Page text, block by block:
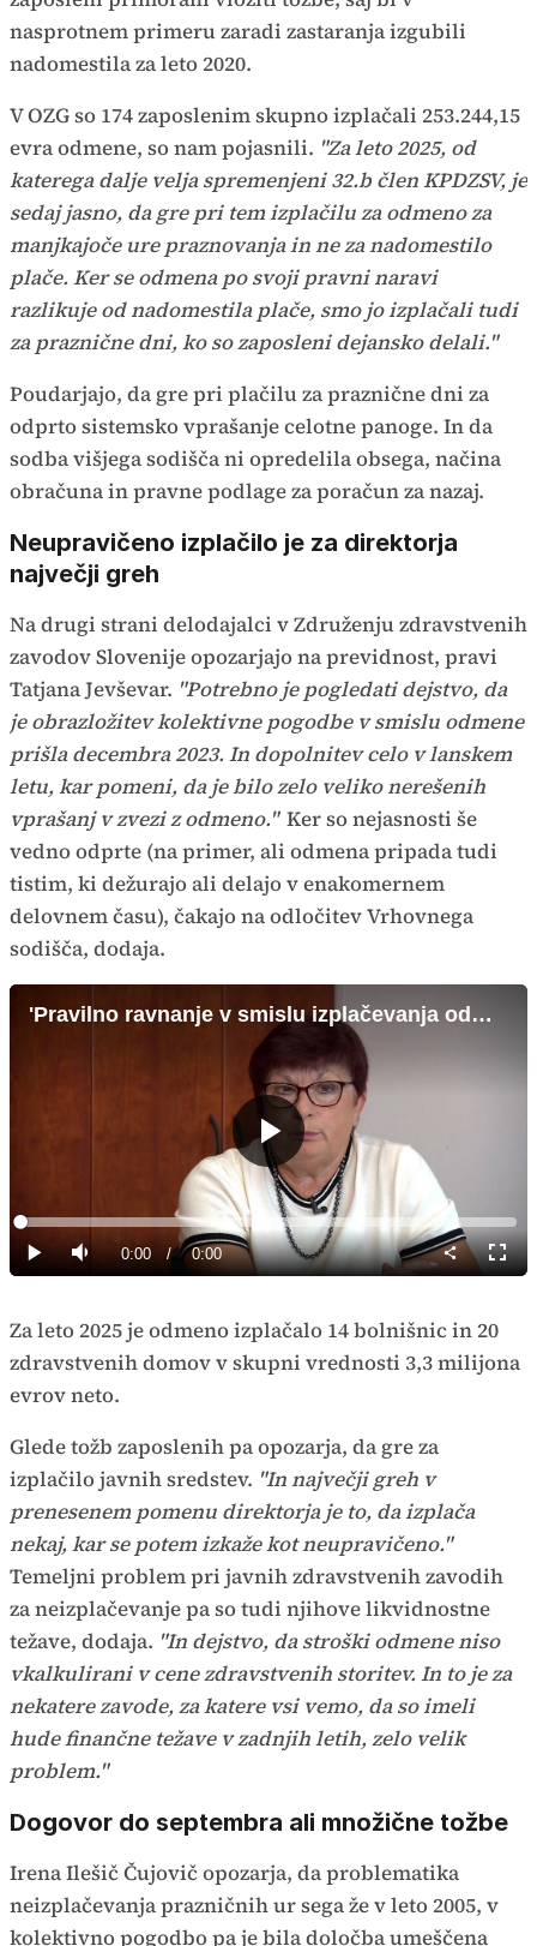
nasprotnem primeru zaradi zastaranja izgubili
nadomestila za leto 2020.
V OZG so 174 zaposlenim skupno izplačali 253.244,15
evra odmene, so nam pojasnili. "Za leto 2025, od
katerega dalje velja spremenjeni 32.b člen KPDZSV, je
sedaj jasno, da gre pri tem izplačilu za odmeno za
manjkajoče ure praznovanja in ne za nadomestilo
plače. Ker se odmena po svoji pravni naravi
razlikuje od nadomestila plače, smo jo izplačali tudi
za praznične dni, ko so zaposleni dejansko delali."
Poudarjajo, da gre pri plačilu za praznične dni za
odprto sistemsko vprašanje celotne panoge. In da
sodba višjega sodišča ni opredelila obsega, načina
obračuna in pravne podlage za poračun za nazaj.
Neupravičeno izplačilo je za direktorja
največji greh
Na drugi strani delodajalci v Združenju zdravstvenih
zavodov Slovenije opozarjajo na previdnost, pravi
Tatjana Jevševar. "Potrebno je pogledati dejstvo, da
je obrazložitev kolektivne pogodbe v smislu odmene
prišla decembra 2023. In dopolnitev celo v lanskem
letu, kar pomeni, da je bilo zelo veliko nerešenih
vprašanj v zvezi z odmeno." Ker so nejasnosti še
vedno odprte (na primer, ali odmena pripada tudi
tistim, ki dežurajo ali delajo v enakomernem
delovnem času), čakajo na odločitev Vrhovnega
sodišča, dodaja.
'Pravilno ravnanje v smislu izplačevanja odmene ni bilo razčiščeno'
Predvajaj
PredvajajTiho Current
0:00 / Duration
0:00
Loaded:
0%
način
Za leto 2025 je odmeno izplačalo 14 bolnišnic in 20
zdravstvenih domov v skupni vrednosti 3,3 milijona
evrov neto.
Glede tožb zaposlenih pa opozarja, da gre za
izplačilo javnih sredstev. "In največji greh v
prenesenem pomenu direktorja je to, da izplača
nekaj, kar se potem izkaže kot neupravičeno."
Temeljni problem pri javnih zdravstvenih zavodih
za neizplačevanje pa so tudi njihove likvidnostne
težave, dodaja. "In dejstvo, da stroški odmene niso
vkalkulirani v cene zdravstvenih storitev. In to je za
nekatere zavode, za katere vsi vemo, da so imeli
hude finančne težave v zadnjih letih, zelo velik
problem."
Dogovor do septembra ali množične tožbe
Irena Ilešič Čujovič opozarja, da problematika
neizplačevanja prazničnih ur sega že v leto 2005, v
kolektivno pogodbo pa je bila določba umeščena